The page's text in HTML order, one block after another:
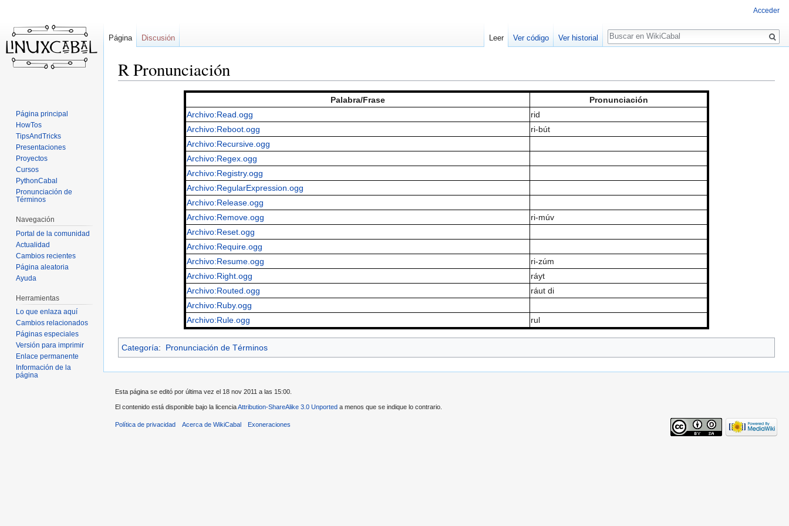
R Pronunciación
Palabra/Frase
Pronunciación
Archivo:Read.ogg
rid
Archivo:Reboot.ogg
ri-bút
Archivo:Recursive.ogg
Archivo:Regex.ogg
Archivo:Registry.ogg
Archivo:RegularExpression.ogg
Archivo:Release.ogg
Archivo:Remove.ogg
ri-múv
Archivo:Reset.ogg
Archivo:Require.ogg
Archivo:Resume.ogg
ri-zúm
Archivo:Right.ogg
ráyt
Archivo:Routed.ogg
ráut di
Archivo:Ruby.ogg
Archivo:Rule.ogg
rul
Categoría: Pronunciación de Términos
Acceder
Página Discusión Leer Ver código Ver historial
Buscar
Página principal
HowTos
TipsAndTricks
Presentaciones
Proyectos
Cursos
PythonCabal
Pronunciación de
Términos
Navegación
Portal de la comunidad
Actualidad
Cambios recientes
Página aleatoria
Ayuda
Herramientas
Lo que enlaza aquí
Cambios relacionados
Páginas especiales
Versión para imprimir
Enlace permanente
Información de la
página
Esta página se editó por última vez el 18 nov 2011 a las 15:00.
El contenido está disponible bajo la licenciaAttribution-ShareAlike 3.0 Unported a menos que se indique lo contrario.
Política de privacidad Acerca de WikiCabal Exoneraciones